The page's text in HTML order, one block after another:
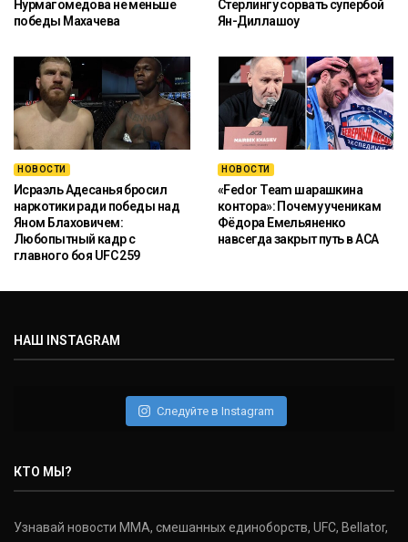
Нурмагомедова не меньше
победы Махачева
Стерлингу сорвать супербой
Ян-Диллашоу
НОВОСТИ
Исраэль Адесанья бросил
наркотики ради победы над
Яном Блаховичем:
Любопытный кадр с
главного боя UFC 259
НОВОСТИ
«Fedor Team шарашкина
контора»: Почему ученикам
Фёдора Емельяненко
навсегда закрыт путь в ACA
НАШ INSTAGRAM
Следуйте в Instagram
КТО МЫ?
Узнавай новости ММА, смешанных единоборств, UFC, Bellator,